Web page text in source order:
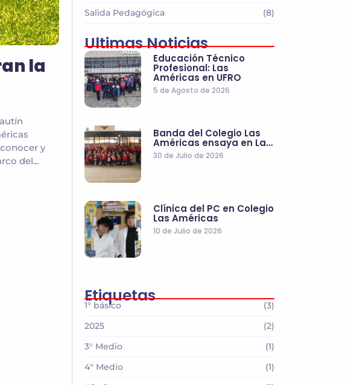
la
y
del...
Salida Pedagógica
(8)
Ultimas Noticias
Educación Técnico
Profesional: Las
Américas en UFRO
5 de Agosto de 2026
Banda del Colegio Las
Américas ensaya en La…
30 de Julio de 2026
Clínica del PC en Colegio
Las Américas
10 de Julio de 2026
Etiquetas
1° básico
(3)
2025
(2)
3° Medio
(1)
4° Medio
(1)